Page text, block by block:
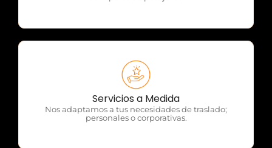
Servicios a Medida
Nos adaptamos a tus necesidades de traslado;
personales o corporativas.
OTP Servicios